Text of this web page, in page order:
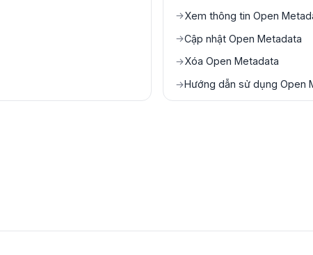
→Xem thông tin Open
→Cập nhật Open Metadata
→Xóa Open Metadata
→Hướng dẫn sử dụng Open